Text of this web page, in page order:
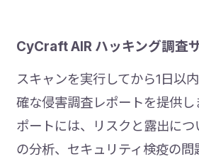
CyCraft AIR ハッキング調査
スキャンを実行してから1日以
確な侵害調査レポートを提供し
ポートには、リスクと露出に
の分析、セキュリティ検疫の